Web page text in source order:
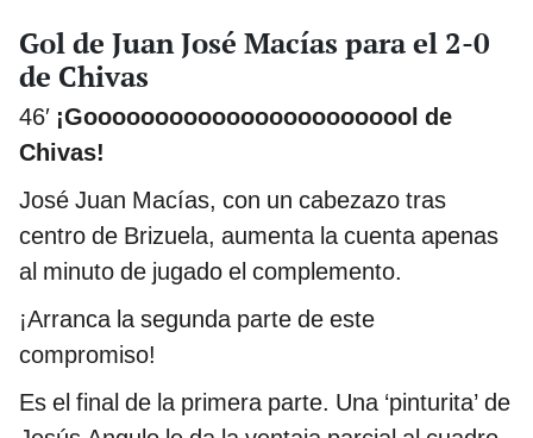
Gol de Juan José Macías para el 2-0
de Chivas
46′ ¡Goooooooooooooooooooooool de
Chivas!
José Juan Macías, con un cabezazo tras
centro de Brizuela, aumenta la cuenta apenas
al minuto de jugado el complemento.
¡Arranca la segunda parte de este
compromiso!
Es el final de la primera parte. Una ‘pinturita’ de